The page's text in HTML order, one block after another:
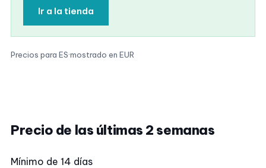
Ir a la tienda
Precios para ES·mostrado en EUR
Precio de las últimas 2 semanas
Mínimo de 14 días